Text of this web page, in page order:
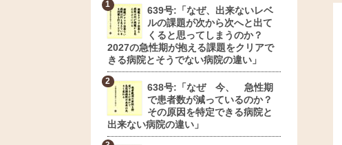
639号:「なぜ、出来ないレベ
ルの課題が次から次へと出て
くると思ってしまうのか？
2027の急性期が抱える課題をクリアで
きる病院とそうでない病院の違い」
638号:「なぜ 今、 急性期
で患者数が減っているのか？
その原因を特定できる病院と
出来ない病院の違い」